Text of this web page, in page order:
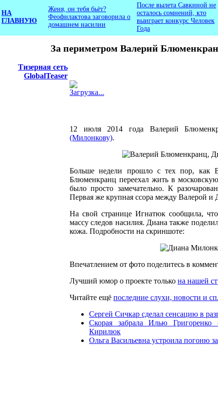
За периметром Валерий
Тизерная сеть
GlobalTeaser
Загрузка...
НА
ГЛАВНУЮ
Женя, он тебя бьёт?
Феофилактова заговорила о
домашнем насилии
После вылета Савкиной не
осталось сомнений, кто
выиграет конкурс Человек
Года
12 июля 2014 года Валерий
(Милонкову).
Больше недели прошло с тех пор, как
Блюменкранц переехал жить в
было просто замечательно. К
Первая же крупная ссора между Валерой и
На свой странице Игнатюк сообщила,
массу следов насилия. Диана также
кожа. Подробности на скриншоте:
Впечатлением от фото поделитесь в
Лучший юмор о проекте только на нашей
Читайте ещё последние слухи, новости и
Сергей Сичкар сделал сенсацию в
Скорая забрала Илью
Кирилюк
Ольга Васильевна устроила погоню